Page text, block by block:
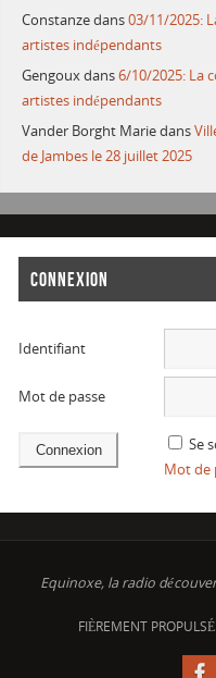
Constanzedans03/11/2025:
artistes indépendants
Gengouxdans6/10/2025: La
artistes indépendants
Vander Borght Mariedans
de Jambes le 28 juillet 2025
CONNEXION
Identifiant
Mot de passe
Se
Mot de
Equinoxe, la radio
FIÈREMENT